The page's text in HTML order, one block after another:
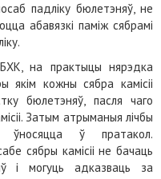
падліку бюлетэняў, не
абавязкі паміж сябрамі
БХК, на практыцы нярэдка
якім кожны сябра камісіі
бюлетэняў, пасля чаго
Затым атрыманыя лічбы
ўносяцца ў пратакол.
сябры камісіі не бачаць
і могуць адказваць за